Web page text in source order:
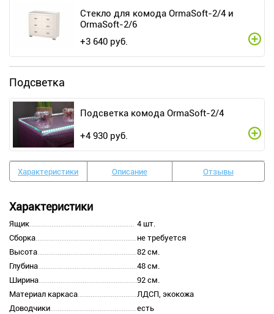
Стекло для комода OrmaSoft-2/4 и
OrmaSoft-2/6
+3 640 руб.
Подсветка
Подсветка комода OrmaSoft-2/4
+4 930 руб.
Характеристики Описание Отзывы
Характеристики
Ящик
4 шт.
Сборка
не требуется
Высота
82 см.
Глубина
48 см.
Ширина
92 см.
Материал каркаса
ЛДСП, экокожа
Доводчики
есть